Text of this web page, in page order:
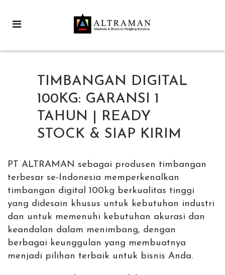
TIMBANGAN DIGITAL
100KG: GARANSI 1
TAHUN | READY
STOCK & SIAP KIRIM
PT ALTRAMAN sebagai produsen timbangan
terbesar se-Indonesia memperkenalkan
timbangan digital 100kg berkualitas tinggi
yang didesain khusus untuk kebutuhan industri
dan untuk memenuhi kebutuhan akurasi dan
keandalan dalam menimbang, dengan
berbagai keunggulan yang membuatnya
menjadi pilihan terbaik untuk bisnis Anda.